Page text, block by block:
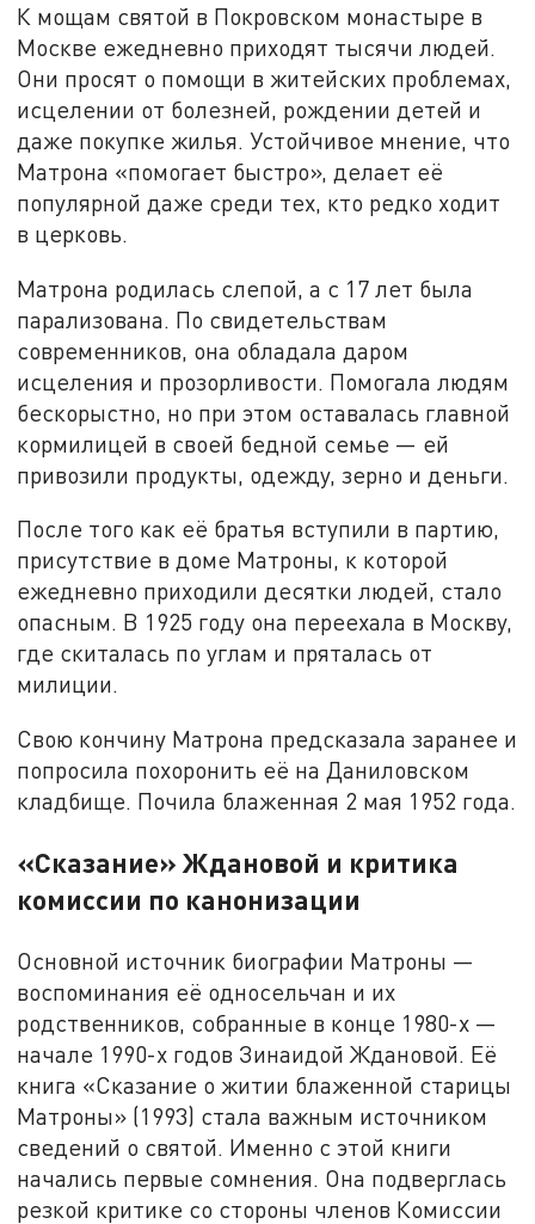
К мощам святой в Покровском монастыре в
Москве ежедневно приходят тысячи людей.
Они просят о помощи в житейских проблемах,
исцелении от болезней, рождении детей и
даже покупке жилья. Устойчивое мнение, что
Матрона «помогает быстро», делает её
популярной даже среди тех, кто редко ходит
в церковь.
Матрона родилась слепой, а с 17 лет была
парализована. По свидетельствам
современников, она обладала даром
исцеления и прозорливости. Помогала людям
бескорыстно, но при этом оставалась главной
кормилицей в своей бедной семье — ей
привозили продукты, одежду, зерно и деньги.
После того как её братья вступили в партию,
присутствие в доме Матроны, к которой
ежедневно приходили десятки людей, стало
опасным. В 1925 году она переехала в Москву,
где скиталась по углам и пряталась от
милиции.
Свою кончину Матрона предсказала заранее и
попросила похоронить её на Даниловском
кладбище. Почила блаженная 2 мая 1952 года.
«Сказание» Ждановой и критика
комиссии по канонизации
Основной источник биографии Матроны —
воспоминания её односельчан и их
родственников, собранные в конце 1980-х —
начале 1990-х годов Зинаидой Ждановой. Её
книга «Сказание о житии блаженной старицы
Матроны» (1993) стала важным источником
сведений о святой. Именно с этой книги
начались первые сомнения. Она подверглась
резкой критике со стороны членов Комиссии